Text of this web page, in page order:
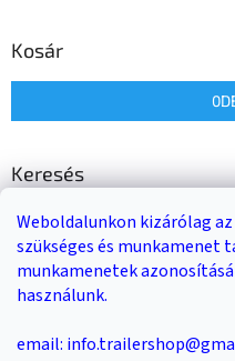
Weboldalunkon kizárólag
szükséges és munkamenet
munkamenetek
használunk.
email:
Kosár
0
Keresés